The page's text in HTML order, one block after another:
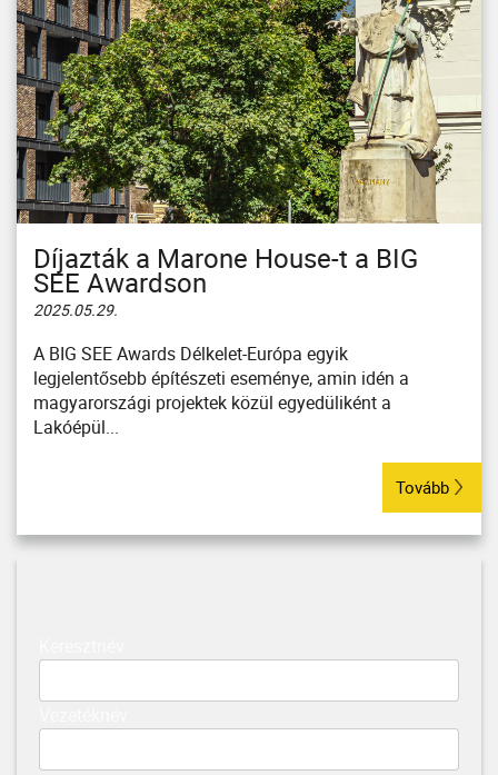
Díjazták a Marone House-t a BIG
SEE Awardson
2025.05.29.
A BIG SEE Awards Délkelet-Európa egyik
legjelentősebb építészeti eseménye, amin idén a
magyarországi projektek közül egyedüliként a
Lakóépül...
Tovább